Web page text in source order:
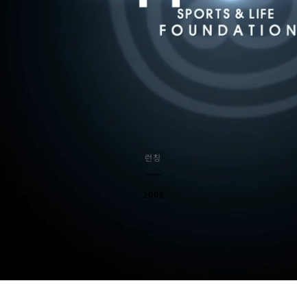
​런칭